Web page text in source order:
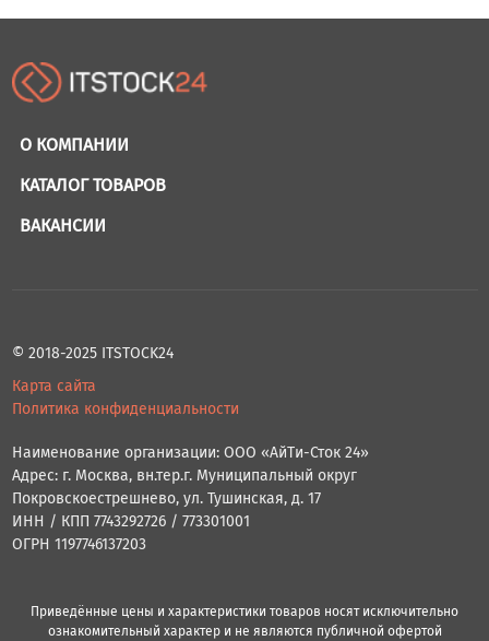
О КОМПАНИИ
КАТАЛОГ ТОВАРОВ
ВАКАНСИИ
© 2018-2025 ITSTOCK24
Карта сайта
Политика конфиденциальности
Наименование организации: ООО «АйТи-Сток 24»
Адрес: г. Москва, вн.тер.г. Муниципальный округ
Покровскоестрешнево, ул. Тушинская, д. 17
ИНН / КПП 7743292726 / 773301001
ОГРН 1197746137203
Приведённые цены и характеристики товаров носят исключительно
ознакомительный характер и не являются публичной офертой